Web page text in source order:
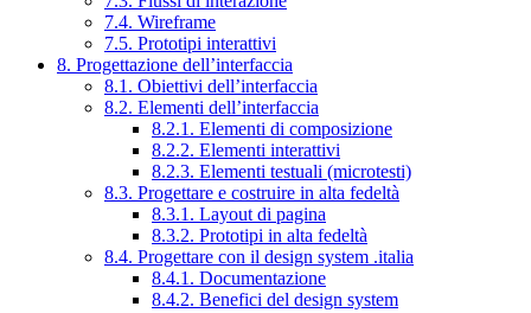
7.4. Wireframe
7.5. Prototipi interattivi
8. Progettazione dell’interfaccia
8.1. Obiettivi dell’interfaccia
8.2. Elementi dell’interfaccia
8.2.1. Elementi di composizione
8.2.2. Elementi interattivi
8.2.3. Elementi testuali (microtesti)
8.3. Progettare e costruire in alta fedeltà
8.3.1. Layout di pagina
8.3.2. Prototipi in alta fedeltà
8.4. Progettare con il design system .italia
8.4.1. Documentazione
8.4.2. Benefici del design system